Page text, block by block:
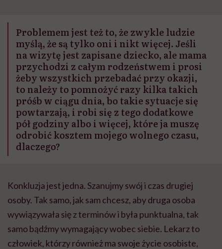
Problemem jest też to, że zwykle ludzie
myślą, że są tylko oni i nikt więcej. Jeśli
na wizytę jest zapisane dziecko, ale mama
przychodzi z całym rodzeństwem i prosi
żeby wszystkich przebadać przy okazji,
to należy to pomnożyć razy kilka takich
próśb w ciągu dnia, bo takie sytuacje się
powtarzają, i robi się z tego dodatkowe
pół godziny albo i więcej, które ja muszę
odrobić kosztem mojego wolnego czasu,
dlaczego?
Konkluzja jest jedna. Szanujmy swój i czas drugiej
osoby. Tak samo, jak sam chcesz, aby druga osoba
wywiązywała się z terminów i była punktualna, tak
samo bądźmy wymagający wobec siebie. Lekarz to
człowiek, którzy również ma swoje życie osobiste,